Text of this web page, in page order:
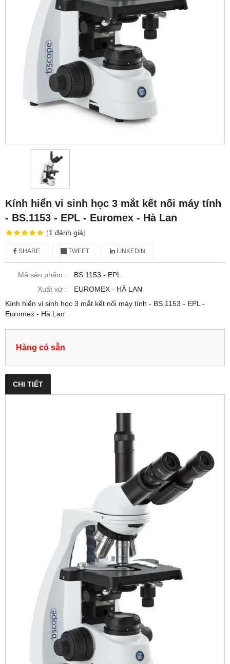
Kính hiển vi sinh học 3 mắt kết nối máy tính
- BS.1153 ‑ EPL - Euromex - Hà Lan
(1 đánh giá)
SHARE TWEET LINKEDIN
Mã sản phẩm :
BS.1153 ‑ EPL
Xuất xứ :
EUROMEX - HÀ LAN
Kính hiển vi sinh học 3 mắt kết nối máy tính - BS.1153 ‑ EPL -
Euromex - Hà Lan
Hàng có sẵn
CHI TIẾT